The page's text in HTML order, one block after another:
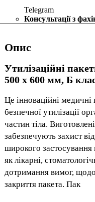
Telegram
Консультації з
Опис
Утилізаційні
500 x 600 мм, Б
Це інноваційні медичні
безпечної утилізації
частин тіла.
забезпечують захист
широкого застосування
як лікарні,
дотримання вимог, щодо
закриття пакета. Пак